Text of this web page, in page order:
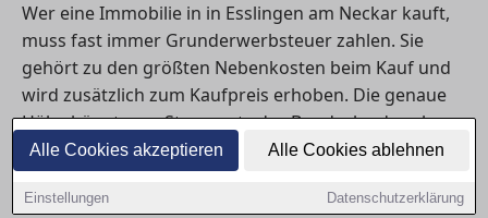
Alle Cookies akzeptieren Alle Cookies ablehnen
Einstellungen Datenschutzerklärung
Wer eine Immobilie in in Esslingen am Neckar kauft,
muss fast immer Grunderwerbsteuer zahlen. Sie
gehört zu den größten Nebenkosten beim Kauf und
wird zusätzlich zum Kaufpreis erhoben. Die genaue
Höhe hängt vom Steuersatz des Bundeslandes ab
und kann mehrere Tausend Euro betragen. Dieser
Ratgeber erklärt, wie die Steuer berechnet wird, wer
sie zahlen muss und welche Ausnahmen bestehen.